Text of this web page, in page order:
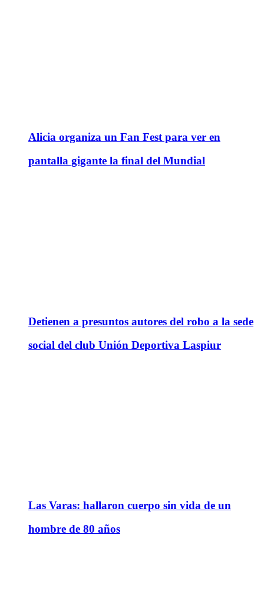
Alicia organiza un Fan Fest para ver en
pantalla gigante la final del Mundial
Detienen a presuntos autores del robo a la sede
social del club Unión Deportiva Laspiur
Las Varas: hallaron cuerpo sin vida de un
hombre de 80 años